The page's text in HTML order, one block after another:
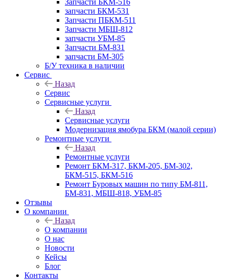
Запчасти БКМ-516
запчасти БКМ-531
Запчасти ПБКМ-511
Запчасти МБШ-812
запчасти УБМ-85
Запчасти БМ-831
запчасти БМ-305
Б/У техника в наличии
Сервис
Назад
Сервис
Сервисные услуги
Назад
Сервисные услуги
Модернизация ямобура БКМ (малой серии)
Ремонтные услуги
Назад
Ремонтные услуги
Ремонт БКМ-317, БКМ-205, БМ-302,
БКМ-515, БКМ-516
Ремонт Буровых машин по типу БМ-811,
БМ-831, МБШ-818, УБМ-85
Отзывы
О компании
Назад
О компании
О нас
Новости
Кейсы
Блог
Контакты